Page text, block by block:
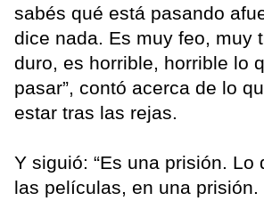
sabés qué está pasando
dice nada. Es muy feo, muy
duro, es horrible, horrible lo
pasar”, contó acerca de lo
estar tras las rejas.
Y siguió: “Es una prisión. Lo
las películas, en una prisión.